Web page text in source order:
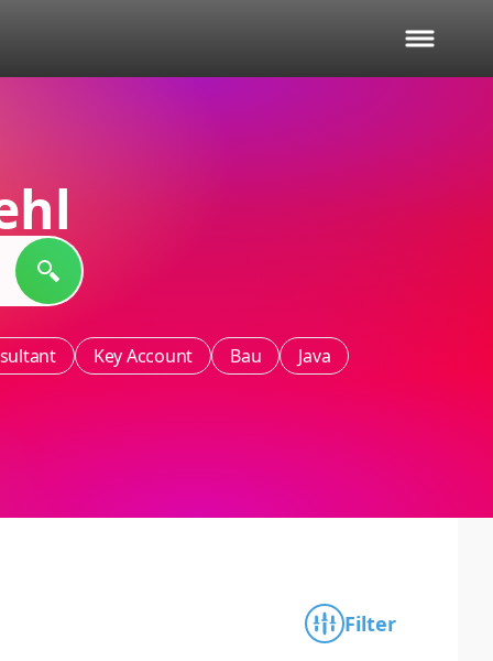
Key Account Bau
Java
Filter